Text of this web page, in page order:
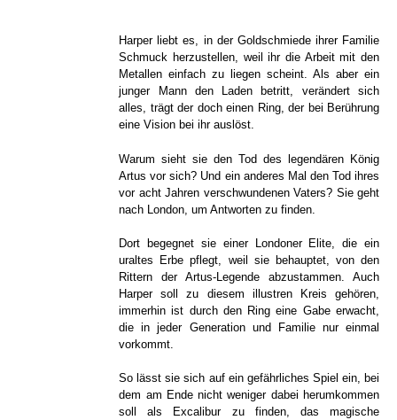
Harper liebt es, in der Goldschmiede ihrer Familie
Schmuck herzustellen, weil ihr die Arbeit mit den
Metallen einfach zu liegen scheint. Als aber ein
junger Mann den Laden betritt, verändert sich
alles, trägt der doch einen Ring, der bei Berührung
eine Vision bei ihr auslöst.
Warum sieht sie den Tod des legendären König
Artus vor sich? Und ein anderes Mal den Tod ihres
vor acht Jahren verschwundenen Vaters? Sie geht
nach London, um Antworten zu finden.
Dort begegnet sie einer Londoner Elite, die ein
uraltes Erbe pflegt, weil sie behauptet, von den
Rittern der Artus-Legende abzustammen. Auch
Harper soll zu diesem illustren Kreis gehören,
immerhin ist durch den Ring eine Gabe erwacht,
die in jeder Generation und Familie nur einmal
vorkommt.
So lässt sie sich auf ein gefährliches Spiel ein, bei
dem am Ende nicht weniger dabei herumkommen
soll als Excalibur zu finden, das magische